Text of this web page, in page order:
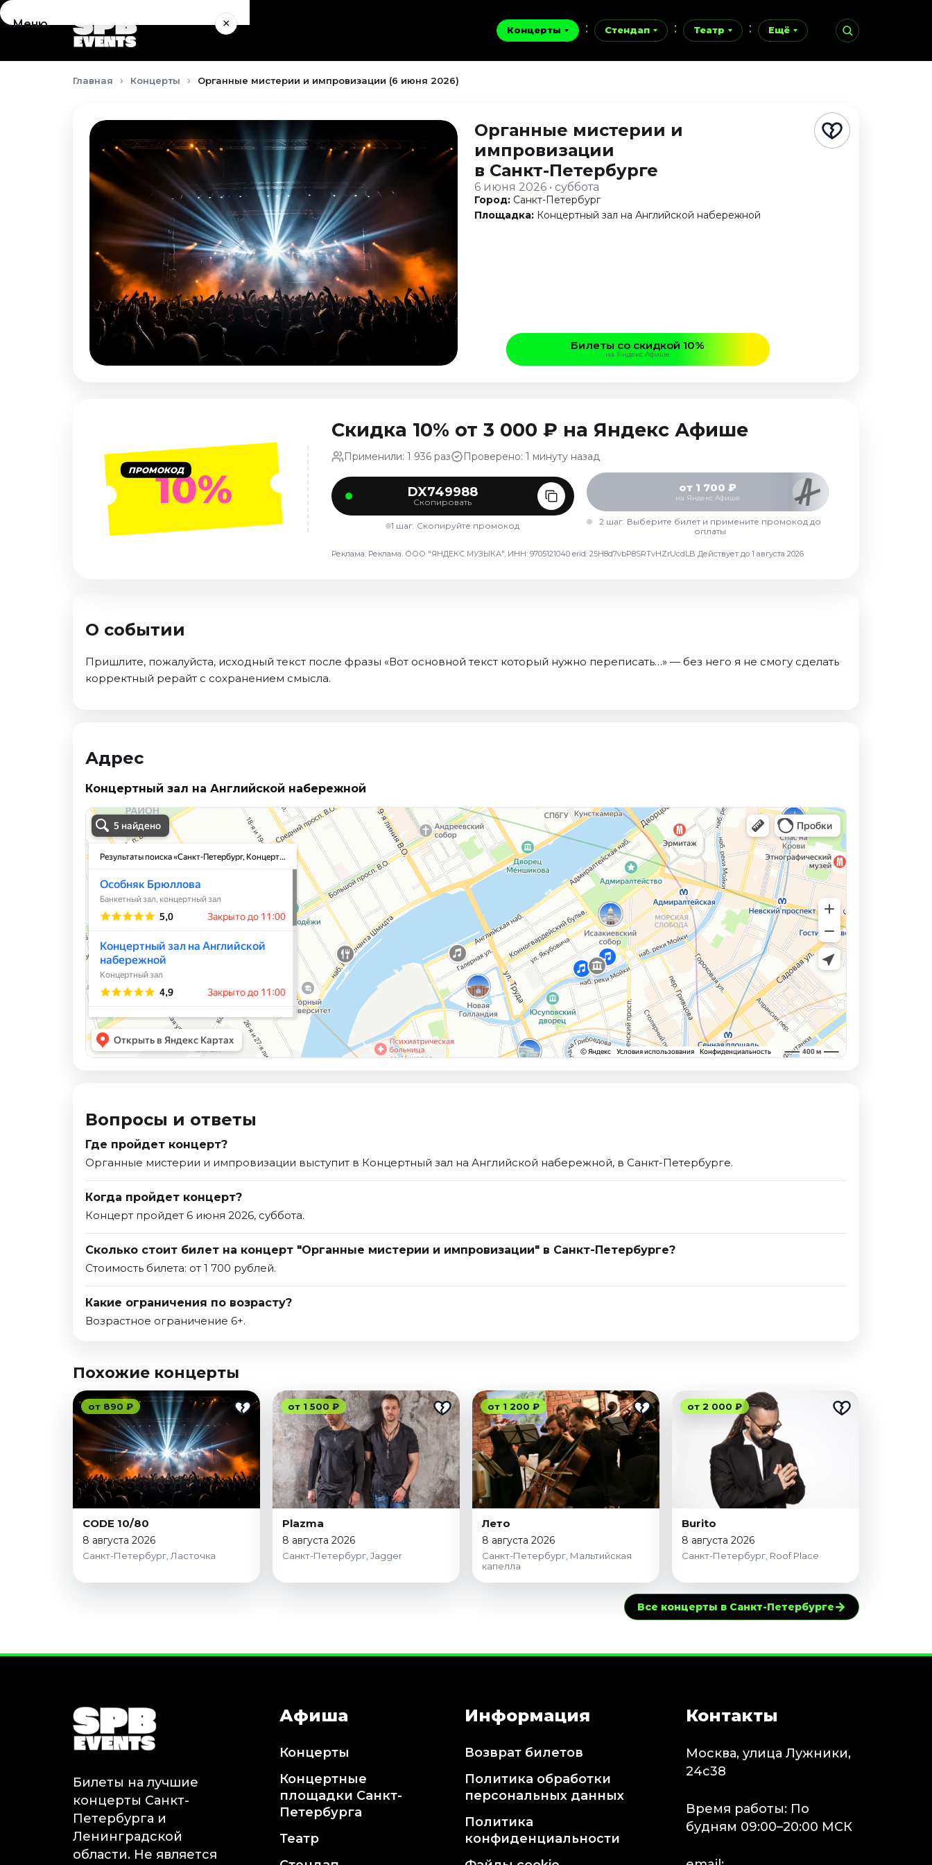
Концерты Стендап Театр Ещё
Меню ×
Концерты
Август 2026
Декабрь 2026
Главная Концерты Органные мистерии и импровизации (6 июня 2026)
Органные мистерии и
импровизации
в Санкт-Петербурге
6 июня 2026 • суббота
Город: Санкт-Петербург
Площадка: Концертный зал на Английской набережной
Билеты со скидкой 10%
на Яндекс Афише
ПРОМОКОД10%
Скидка 10% от 3 000 ₽ на Яндекс Афише
Применили: 1 936 раз Проверено: 1 минуту назад
DX749988
Скопировать
1 шаг. Скопируйте промокод
от 1 700 ₽
на Яндекс Афише
2 шаг. Выберите билет и примените промокод до
оплаты
Реклама. Реклама. ООО "ЯНДЕКС МУЗЫКА", ИНН: 9705121040 erid: 25H8d7vbP8SRTvHZrUcdLB Действует до 1 августа 2026
О событии
Пришлите, пожалуйста, исходный текст после фразы «Вот основной текст который нужно переписать…» — без него я не смогу сделать
корректный рерайт с сохранением смысла.
Адрес
Концертный зал на Английской набережной
Вопросы и ответы
Где пройдет концерт?
Органные мистерии и импровизации выступит в Концертный зал на Английской набережной, в Санкт-Петербурге.
Когда пройдет концерт?
Концерт пройдет 6 июня 2026, суббота.
Сколько стоит билет на концерт "Органные мистерии и импровизации" в Санкт-Петербурге?
Стоимость билета: от 1 700 рублей.
Какие ограничения по возрасту?
Возрастное ограничение 6+.
Похожие концерты
от 890 ₽
CODE 10/80
8 августа 2026
Санкт-Петербург, Ласточка
от 1 500 ₽
Plazma
8 августа 2026
Санкт-Петербург, Jagger
от 1 200 ₽
Лето
8 августа 2026
Санкт-Петербург, Мальтийская
капелла
от 2 000 ₽
Burito
8 августа 2026
Санкт-Петербург, Roof Place
Все концерты в Санкт-Петербурге→
Билеты на лучшие
концерты Санкт-
Петербурга и
Ленинградской
области. Не является
Афиша
Концерты
Концертные
площадки Санкт-
Петербурга
Театр
Информация
Возврат билетов
Политика обработки
персональных данных
Политика
конфиденциальности
Контакты
Москва, улица Лужники,
24с38
Время работы: По
будням 09:00–20:00 МСК